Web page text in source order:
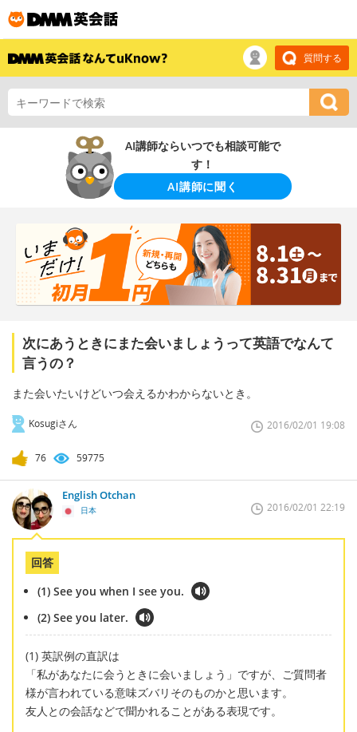
質問する
AI講師ならいつでも相談可能で
す！
AI講師に聞く
次にあうときにまた会いましょうって英語でなんて
言うの？
また会いたいけどいつ会えるかわからないとき。
Kosugiさん 2016/02/01 19:08
76 59775
English Otchan
日本 2016/02/01 22:19
回答
(1) See you when I see you.
(2) See you later.
(1) 英訳例の直訳は
「私があなたに会うときに会いましょう」ですが、ご質問者
様が言われている意味ズバリそのものかと思います。
友人との会話などで聞かれることがある表現です。